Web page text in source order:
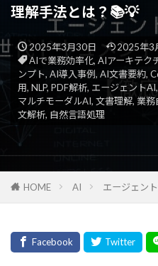
理解手法とは？📚💡
2025年3月30日 2025年3
AIで業務効率化, AIアーキテク
ンプト, AI導入事例, AI文書要約,
用, NLP, PDF解析, エージェントAI,
マルチモーダルAI, 文書理解, 業務
文解析, 自然言語処理
HOME AI エージェン